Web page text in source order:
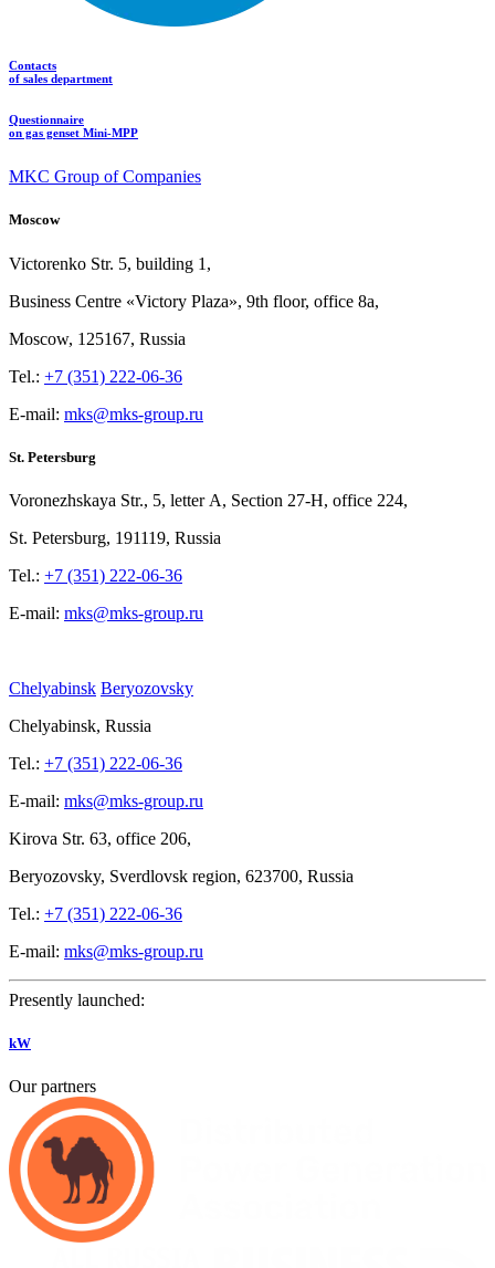
Contacts
of sales department
Questionnaire
on gas genset Mini-MPP
MKC Group of Companies
Moscow
Victorenko Str. 5, building 1,
Business Centre «Victory Plaza», 9th floor, office 8a,
Moscow, 125167, Russia
Tel.: +7 (351) 222-06-36
E-mail: mks@mks-group.ru
St. Petersburg
Voronezhskaya Str., 5, letter A, Section 27-Н, office 224,
St. Petersburg, 191119, Russia
Tel.: +7 (351) 222-06-36
E-mail: mks@mks-group.ru
Chelyabinsk Beryozovsky
Chelyabinsk, Russia
Tel.: +7 (351) 222-06-36
E-mail: mks@mks-group.ru
Kirova Str. 63, office 206,
Beryozovsky, Sverdlovsk region, 623700, Russia
Tel.: +7 (351) 222-06-36
E-mail: mks@mks-group.ru
Presently launched:
kW
Our partners